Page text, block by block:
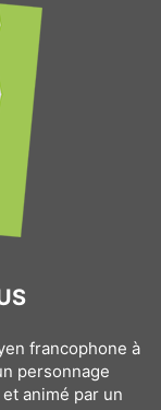
francophone à
personnage
animé par un